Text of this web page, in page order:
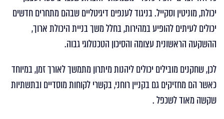
יכולת, מוניטין וסקייל. בניגוד לענפים דיגיטליים שבהם מתחרים חדשים
יכולים לעיתים להופיע במהירות, בחלל משך בניית היכולת ארוך,
ההשקעה הראשונית עצומה והסיכון הטכנולוגי גבוה.
לכן, שחקנים מובילים יכולים ליהנות מיתרון מתמשך לאורך זמן, במיוחד
כאשר הם מחזיקים גם בקניין רוחני, בקשרי לקוחות מוסדיים ובתשתיות
שקשה מאוד לשכפל .